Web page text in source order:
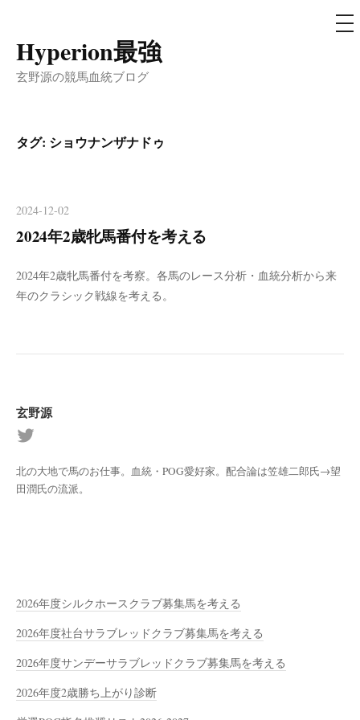
コ
ン
ツ
へ
ッ
プ
Hyperion最強
玄野源の競馬血統ブログ
メ
ニ
タグ: ショウナンザナドゥ
2024-12-02
2024年2歳牝馬番付を考える
2024年2歳牝馬番付を考察。各馬のレース分析・血統分析から来
年のクラシック戦線を考える。
玄野源
北の大地で馬のお仕事。血統・POG愛好家。配合論は笠雄二郎氏→望
田潤氏の流派。
2026年度シルクホースクラブ募集馬を考える
2026年度社台サラブレッドクラブ募集馬を考える
2026年度サンデーサラブレッドクラブ募集馬を考える
2026年度2歳勝ち上がり診断